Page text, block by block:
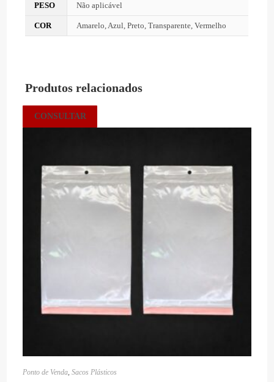
PESO Não aplicável
COR Amarelo, Azul, Preto, Transparente, Vermelho
Produtos relacionados
CONSULTAR
Ponto de Venda,Sacos Plásticos